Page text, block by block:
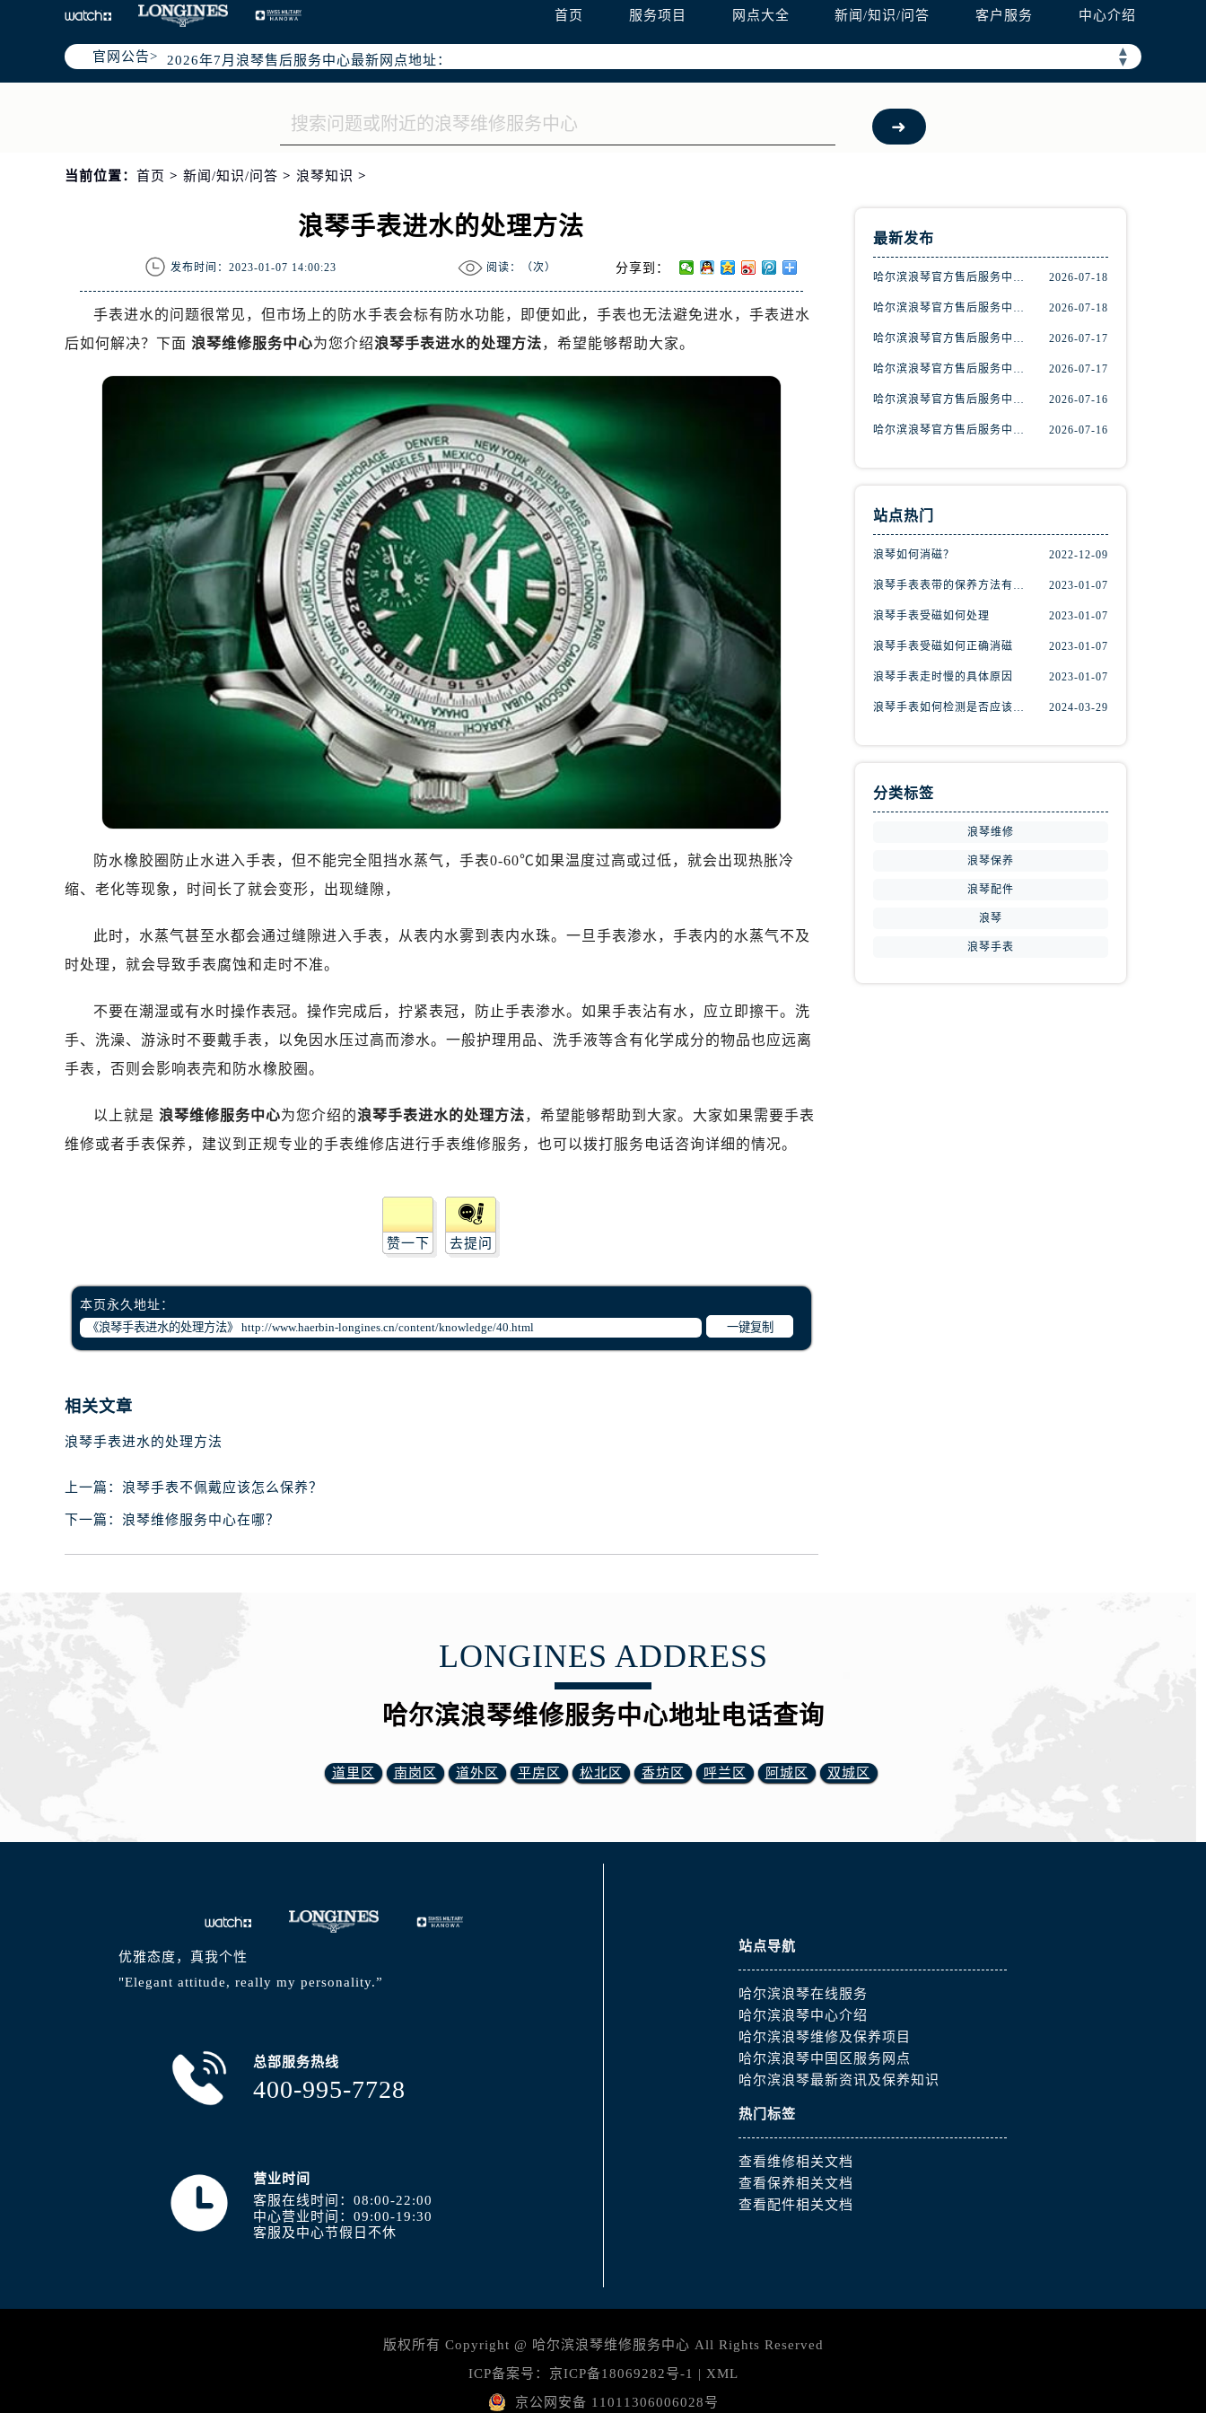
首页 服务项目 网点大全 新闻/知识/问答 客户服务 中心介绍
官网公告> ▲
▼
2026年7月浪琴哈尔滨市售后服务网络优化升级公告
2026年7月哈尔滨市浪琴官方售后客户服务热线：400-995-7728
哈尔滨市道里区友谊西路600号富力中心T2座写字楼29层03室（需提前预约）
节假日正常营业！
当前位置： 首页 > 新闻/知识/问答 > 浪琴知识 >
浪琴手表进水的处理方法
发布时间：2023-01-07 14:00:23 阅读：（次） 分享到：
手表进水的问题很常见，但市场上的防水手表会标有防水功能，即便如此，手表也无法避免进水，手表进水
后如何解决？下面 浪琴维修服务中心为您介绍浪琴手表进水的处理方法，希望能够帮助大家。
防水橡胶圈防止水进入手表，但不能完全阻挡水蒸气，手表0-60℃如果温度过高或过低，就会出现热胀冷
缩、老化等现象，时间长了就会变形，出现缝隙，
此时，水蒸气甚至水都会通过缝隙进入手表，从表内水雾到表内水珠。一旦手表渗水，手表内的水蒸气不及
时处理，就会导致手表腐蚀和走时不准。
不要在潮湿或有水时操作表冠。操作完成后，拧紧表冠，防止手表渗水。如果手表沾有水，应立即擦干。洗
手、洗澡、游泳时不要戴手表，以免因水压过高而渗水。一般护理用品、洗手液等含有化学成分的物品也应远离
手表，否则会影响表壳和防水橡胶圈。
以上就是 浪琴维修服务中心为您介绍的浪琴手表进水的处理方法，希望能够帮助到大家。大家如果需要手表
维修或者手表保养，建议到正规专业的手表维修店进行手表维修服务，也可以拨打服务电话咨询详细的情况。
赞一下 去提问
本页永久地址：
一键复制
相关文章
浪琴手表进水的处理方法
上一篇： 浪琴手表不佩戴应该怎么保养？
下一篇： 浪琴维修服务中心在哪？
最新发布
哈尔滨浪琴官方售后服务中心｜最新地址及官方售后热线权威信息公示（2026年7月最新） 2026-07-18
哈尔滨浪琴官方售后服务中心｜最新电话和官方售后热线权威信息公示（2026年7月最新） 2026-07-18
哈尔滨浪琴官方售后服务中心｜地址与客户服务热线权威信息公示（2026年7月最新） 2026-07-17
哈尔滨浪琴官方售后服务中心｜全新维修地址和官方电话权威信息公示（2026年7月最新） 2026-07-17
哈尔滨浪琴官方售后服务中心｜详细地址与官方电话权威信息公示（2026年7月最新） 2026-07-16
哈尔滨浪琴官方售后服务中心｜完整维修地址与售后热线权威信息公示（2026年7月最新） 2026-07-16
站点热门
浪琴如何消磁？ 2022-12-09
浪琴手表表带的保养方法有哪些？ 2023-01-07
浪琴手表受磁如何处理 2023-01-07
浪琴手表受磁如何正确消磁 2023-01-07
浪琴手表走时慢的具体原因 2023-01-07
浪琴手表如何检测是否应该消磁？ 2024-03-29
分类标签
浪琴维修
浪琴保养
浪琴配件
浪琴
浪琴手表
LONGINES ADDRESS
哈尔滨浪琴维修服务中心地址电话查询
道里区 南岗区 道外区 平房区 松北区 香坊区 呼兰区 阿城区 双城区
优雅态度，真我个性
"Elegant attitude, really my personality.”
总部服务热线
400-995-7728
营业时间
客服在线时间：08:00-22:00
中心营业时间：09:00-19:30
客服及中心节假日不休
站点导航
哈尔滨浪琴在线服务
哈尔滨浪琴中心介绍
哈尔滨浪琴维修及保养项目
哈尔滨浪琴中国区服务网点
哈尔滨浪琴最新资讯及保养知识
热门标签
查看维修相关文档
查看保养相关文档
查看配件相关文档
版权所有 Copyright @ 哈尔滨浪琴维修服务中心 All Rights Reserved
ICP备案号： 京ICP备18069282号-1 | XML
京公网安备 11011306006028号